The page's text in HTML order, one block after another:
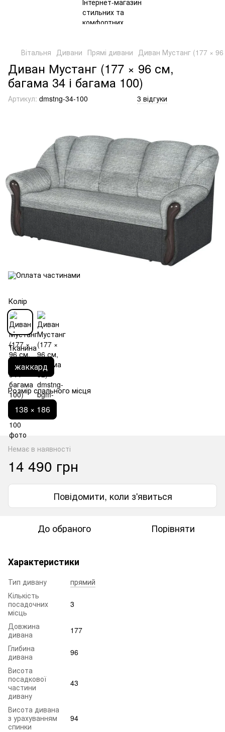
Вітальня Дивани Прямі дивани Диван Мустанг (177 ×
Диван Мустанг (177 × 96 см,
багама 34 і багама 100)
Артикул: dmstng-34-100 3 відгуки
Колір
Тканина
жаккард
Розмір спального місця
138 × 186
Немає в наявності
14 490 грн
Повідомити, коли з'явиться
До обраного Порівняти
Характеристики
Тип дивану
прямий
Кількість
посадочних
місць
3
Довжина
дивана
177
Глибина
дивана
96
Висота
посадкової
частини
дивану
43
Висота дивана
з урахуванням
спинки
94